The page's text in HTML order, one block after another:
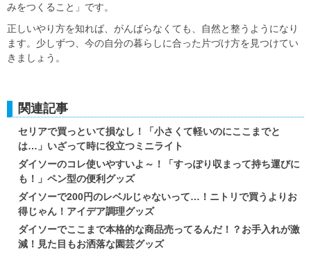
みをつくること」です。
正しいやり方を知れば、がんばらなくても、自然と整うようになり
ます。少しずつ、今の自分の暮らしに合った片づけ方を見つけてい
きましょう。
関連記事
セリアで買っといて損なし！「小さくて軽いのにここまでと
は…」いざって時に役立つミニライト
ダイソーのコレ使いやすいよ～！「すっぽり収まって持ち運びに
も！」ペン型の便利グッズ
ダイソーで200円のレベルじゃないって…！ニトリで買うよりお
得じゃん！アイデア調理グッズ
ダイソーでここまで本格的な商品売ってるんだ！？お手入れが激
減！見た目もお洒落な園芸グッズ